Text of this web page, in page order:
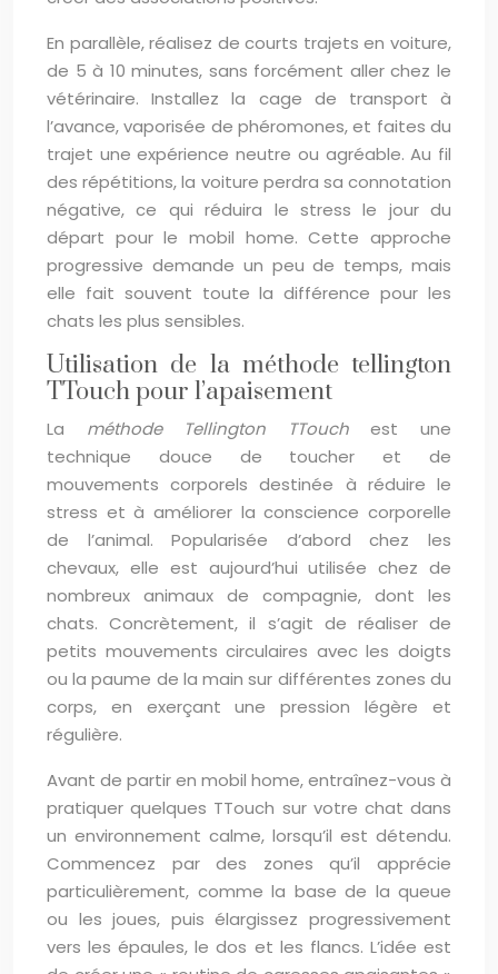
En parallèle, réalisez de courts trajets en voiture,
de 5 à 10 minutes, sans forcément aller chez le
vétérinaire. Installez la cage de transport à
l’avance, vaporisée de phéromones, et faites du
trajet une expérience neutre ou agréable. Au fil
des répétitions, la voiture perdra sa connotation
négative, ce qui réduira le stress le jour du
départ pour le mobil home. Cette approche
progressive demande un peu de temps, mais
elle fait souvent toute la différence pour les
chats les plus sensibles.
Utilisation de la méthode tellington
TTouch pour l’apaisement
La méthode Tellington TTouchest une
technique douce de toucher et de
mouvements corporels destinée à réduire le
stress et à améliorer la conscience corporelle
de l’animal. Popularisée d’abord chez les
chevaux, elle est aujourd’hui utilisée chez de
nombreux animaux de compagnie, dont les
chats. Concrètement, il s’agit de réaliser de
petits mouvements circulaires avec les doigts
ou la paume de la main sur différentes zones du
corps, en exerçant une pression légère et
régulière.
Avant de partir en mobil home, entraînez-vous à
pratiquer quelques TTouch sur votre chat dans
un environnement calme, lorsqu’il est détendu.
Commencez par des zones qu’il apprécie
particulièrement, comme la base de la queue
ou les joues, puis élargissez progressivement
vers les épaules, le dos et les flancs. L’idée est